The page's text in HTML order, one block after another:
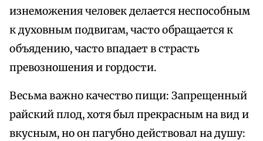
изнеможения человек делается неспособным
к духовным подвигам, часто обращается к
объядению, часто впадает в страсть
превозношения и гордости.
Весьма важно качество пищи: Запрещенный
райский плод, хотя был прекрасным на вид и
вкусным, но он пагубно действовал на душу: